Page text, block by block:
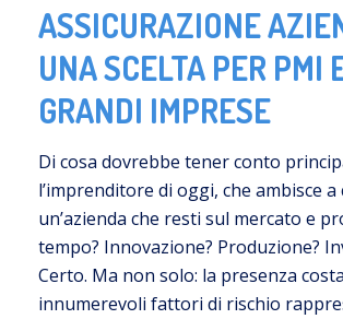
ASSICURAZIONE
UNA SCELTA PER PMI
GRANDI IMPRESE
Di cosa dovrebbe tener conto
l’imprenditore di oggi, che ambisce a
un’azienda che resti sul mercato e
tempo? Innovazione? Produzione?
Certo. Ma non solo: la presenza
innumerevoli fattori di rischio